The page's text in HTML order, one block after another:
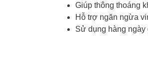
Giúp thông thoáng
Hỗ trợ ngăn ngừa
Sử dụng hàng ngày